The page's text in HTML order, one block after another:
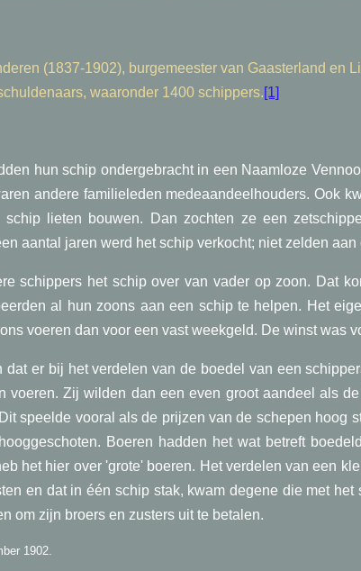
(1837-1902), burgemeester van Gaasterland en
waaronder 1400 schippers.[1]
hun schip ondergebracht in een Naamloze
andere familieleden medeaandeelhouders. Ook
lieten bouwen. Dan zochten ze een
aantal jaren werd het schip verkocht; niet zelden aan
schippers het schip over van vader op zoon. Dat
al hun zoons aan een schip te helpen. Het
voeren dan voor een vast weekgeld. De winst was
dat er bij het verdelen van de boedel van een
voeren. Zij wilden dan een even groot aandeel als
speelde vooral als de prijzen van de schepen hoog
Boeren hadden het wat betreft
het hier over 'grote' boeren. Het verdelen van een
en dat in één schip stak, kwam degene die met
om zijn broers en zusters uit te betalen.
1902.